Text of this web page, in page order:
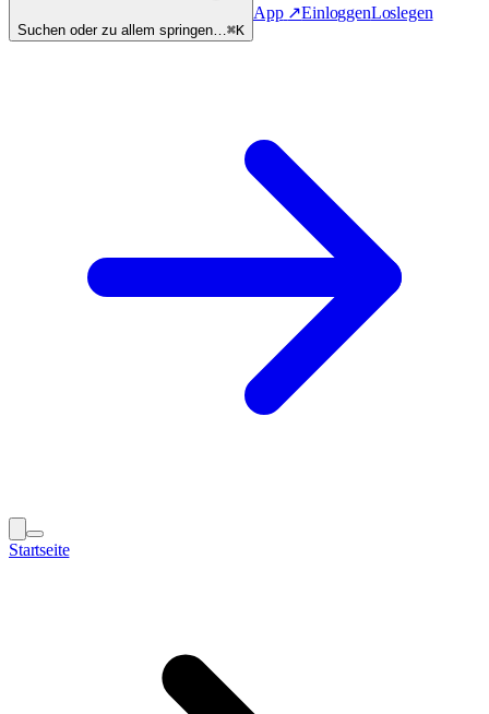
Suchen oder zu allem springen…⌘K
App ↗EinloggenLoslegen
Startseite